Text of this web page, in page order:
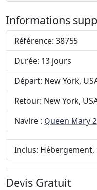
Informations
Référence: 38755
Durée: 13 jours
Départ: New York,
Retour: New York,
Navire : Queen Mary 2
Inclus:
Devis Gratuit